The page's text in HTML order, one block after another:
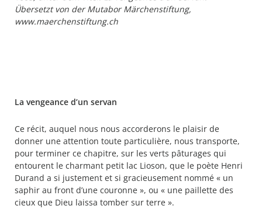
Übersetzt von der Mutabor Märchenstiftung,
www.maerchenstiftung.ch
La vengeance d’un servan
Ce récit, auquel nous nous accorderons le plaisir de
donner une attention toute particulière, nous transporte,
pour terminer ce chapitre, sur les verts pâturages qui
entourent le charmant petit lac Lioson, que le poète Henri
Durand a si justement et si gracieusement nommé « un
saphir au front d’une couronne », ou « une paillette des
cieux que Dieu laissa tomber sur terre ».